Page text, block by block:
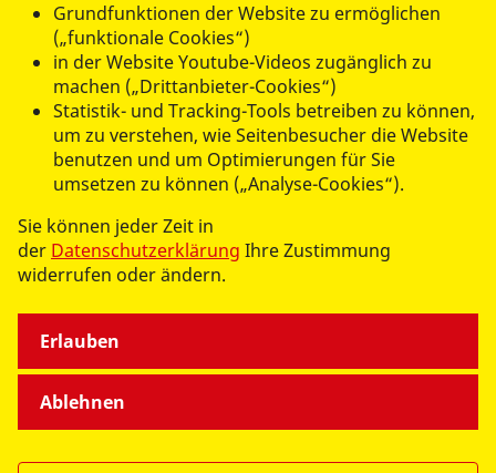
... den Sohn besuchen
Grundfunktionen der Website zu ermöglichen
(„funktionale Cookies“)
in der Website Youtube-Videos zugänglich zu
machen („Drittanbieter-Cookies“)
Statistik- und Tracking-Tools betreiben zu können,
um zu verstehen, wie Seitenbesucher die Website
benutzen und um Optimierungen für Sie
umsetzen zu können („Analyse-Cookies“).
Sie können jeder Zeit in
der Datenschutzerklärung Ihre Zustimmung
widerrufen oder ändern.
Ablehnen
Erlauben